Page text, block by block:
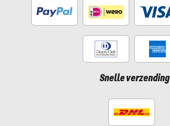
Snelle verzending